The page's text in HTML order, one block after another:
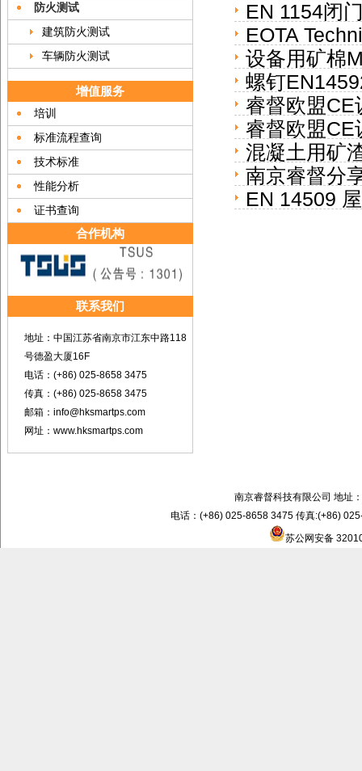
防火测试
建筑防火测试
车辆防火测试
增值服务
培训
标准流程查询
技术标准
性能分析
证书查询
合作机构
联系我们
地址：中国江苏省南京市江东中路118
号德盈大厦16F
电话：(+86) 025-8658 3475
传真：(+86) 025-8658 3475
邮箱：info@hksmartps.com
网址：www.hksmartps.com
发证)
EN 1154闭
EOTA
TR082)
设备用矿棉
螺钉
睿督欧盟CE
睿督欧盟CE
12368:2012
混凝土用矿
机构认证）
南京睿督分
CE认证流程
EN 14509
南京睿督科技有限公司 地址
电话：(+86) 025-8658 3475 传真:(+86)
苏公网安备